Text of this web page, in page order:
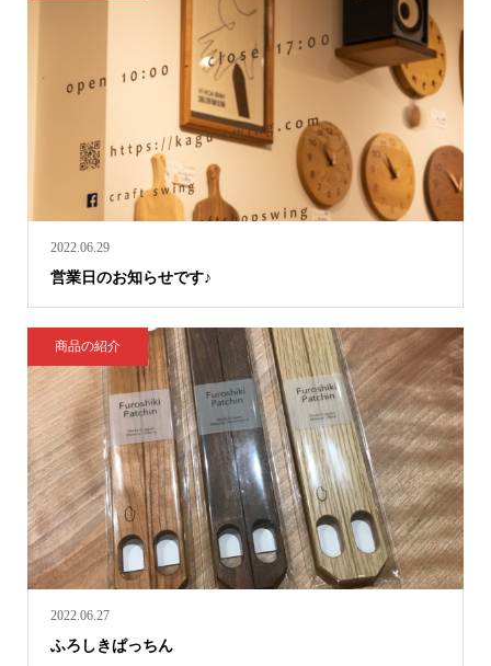
2022.06.29
営業日のお知らせです♪
2022.06.27
ふろしきぱっちん
商品の紹介